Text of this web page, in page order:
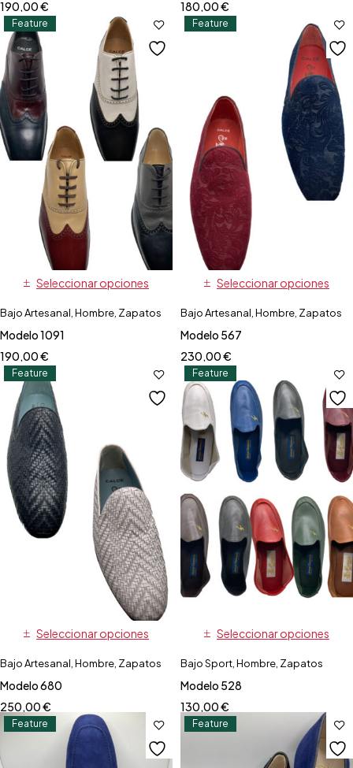
190,00€
180,00€
Feature
Seleccionar opciones
Bajo Artesanal Hombre Zapatos
Modelo 1091
190,00€
Feature
Seleccionar opciones
Bajo Artesanal Hombre Zapatos
Modelo 567
230,00€
Feature
Seleccionar opciones
Bajo Artesanal Hombre Zapatos
Modelo 680
250,00€
Feature
Seleccionar opciones
Bajo Sport Hombre Zapatos
Modelo 528
130,00€
Feature Feature